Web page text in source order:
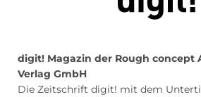
digit! Magazin der Rough concept
Verlag GmbH
Die Zeitschrift digit! mit dem